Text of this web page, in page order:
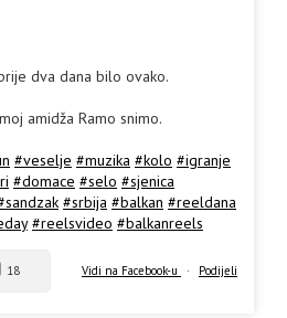
dva dana bilo ovako.
amidža Ramo snimo.
#veselje #muzika #kolo #igranje
#domace #selo #sjenica
#srbija #balkan #reeldana
#reelsvideo #balkanreels
Vidi na Facebook-u · Podijeli
18